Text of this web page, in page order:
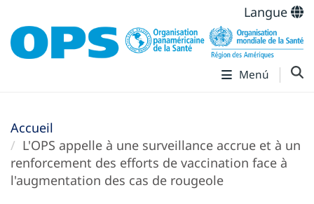
Langue
Menú
Accueil
L'OPS appelle à une surveillance accrue et à un
renforcement des efforts de vaccination face à
l'augmentation des cas de rougeole